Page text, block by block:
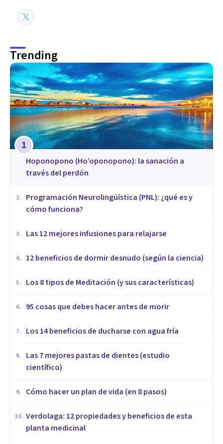
Trending
1
Hoponopono (Ho’oponopono): la sanación a
través del perdón
2.
Programación Neurolingüística (PNL): ¿qué es y
cómo funciona?
3. ​Las 12 mejores infusiones para relajarse
4. 12 beneficios de dormir desnudo (según la ciencia)
5. Los 8 tipos de Meditación (y sus características)
6. 95 cosas que debes hacer antes de morir
7. Los 14 beneficios de ducharse con agua fría
8.
Las 7 mejores pastas de dientes (estudio
científico)
9. Cómo hacer un plan de vida (en 8 pasos)
10. Verdolaga: 12 propiedades y beneficios de esta
planta medicinal